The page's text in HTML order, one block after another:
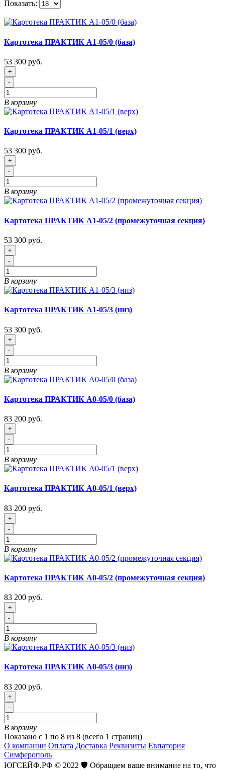
Показать:
Картотека ПРАКТИК A1-05/0 (база)
53 300 руб.
+
-
В корзину
Картотека ПРАКТИК A1-05/1 (верх)
53 300 руб.
+
-
В корзину
Картотека ПРАКТИК A1-05/2 (промежуточная секция)
53 300 руб.
+
-
В корзину
Картотека ПРАКТИК A1-05/3 (низ)
53 300 руб.
+
-
В корзину
Картотека ПРАКТИК A0-05/0 (база)
83 200 руб.
+
-
В корзину
Картотека ПРАКТИК А0-05/1 (верх)
83 200 руб.
+
-
В корзину
Картотека ПРАКТИК А0-05/2 (промежуточная секция)
83 200 руб.
+
-
В корзину
Картотека ПРАКТИК А0-05/3 (низ)
83 200 руб.
+
-
В корзину
Показано с 1 по 8 из 8 (всего 1 страниц)
О компании Оплата Доставка Реквизиты Евпатория
Симферополь
ЮГСЕЙФ.РФ © 2022 🛡️ Обращаем ваше внимание на то, что